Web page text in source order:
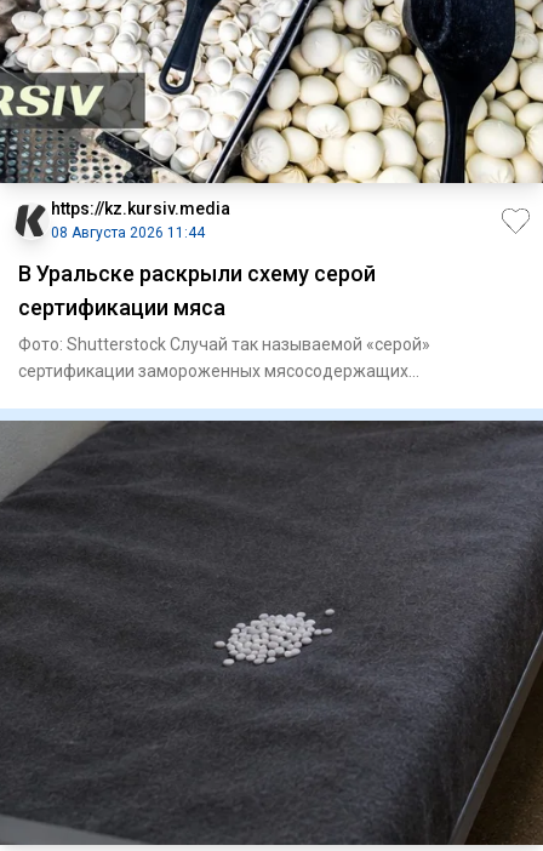
https://kz.kursiv.media
08 Августа 2026 11:44
В Уральске раскрыли схему серой
сертификации мяса
Фото: Shutterstock Случай так называемой «серой»
сертификации замороженных мясосодержащих